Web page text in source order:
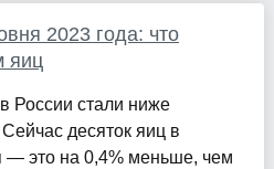
2023 года: что
яиц
России стали ниже
десяток яиц в
— это на 0,4% меньше, чем